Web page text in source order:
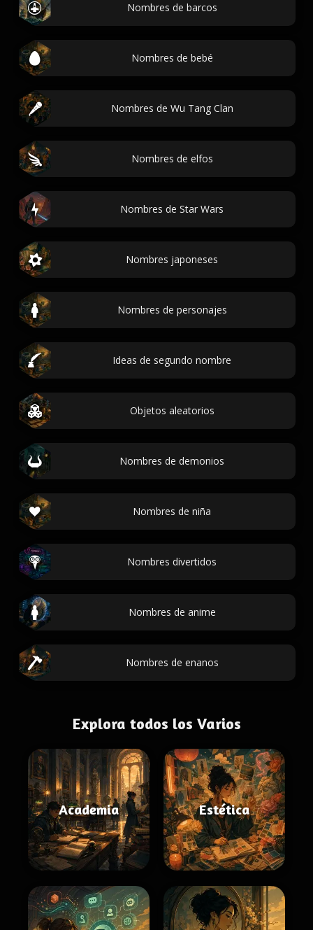
Nombres de barcos
Nombres de bebé
Nombres de Wu Tang Clan
Nombres de elfos
Nombres de Star Wars
Nombres japoneses
Nombres de personajes
Ideas de segundo nombre
Objetos aleatorios
Nombres de demonios
Nombres de niña
Nombres divertidos
Nombres de anime
Nombres de enanos
Explora todos los Varios
Academia Estética